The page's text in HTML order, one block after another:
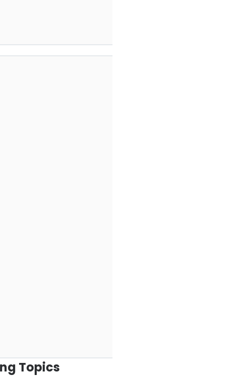
Topics